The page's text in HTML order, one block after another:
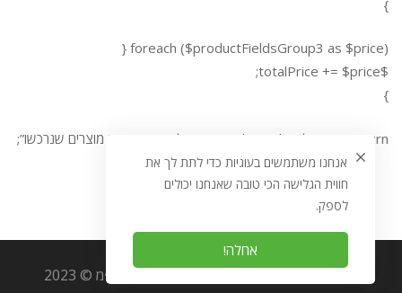
}
foreach ($productFieldsGroup3 as $price) {
$totalPrice += $price;
}
return “סך הכל ” . $totalPrice . ” בכל קבוצת שדות מוצרים שנרכשו”;
כל הזכויות שמורות לאוריגמי מערכות מידע בע״מ © 2023
אנחנו משתמשים בעוגיות כדי לתת לך את
חווית הגלישה הכי טובה שאנחנו יכולים
לספק.
אחלה!